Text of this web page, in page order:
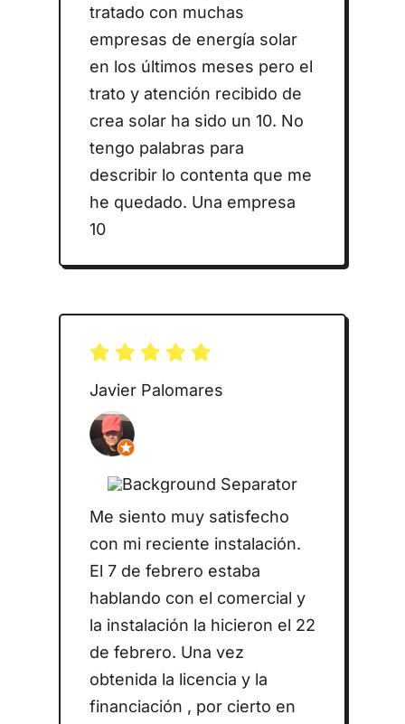
tratado con muchas
empresas de energía solar
en los últimos meses pero el
trato y atención recibido de
crea solar ha sido un 10. No
tengo palabras para
describir lo contenta que me
he quedado. Una empresa
10
Javier Palomares
Me siento muy satisfecho
con mi reciente instalación.
El 7 de febrero estaba
hablando con el comercial y
la instalación la hicieron el 22
de febrero. Una vez
obtenida la licencia y la
financiación , por cierto en